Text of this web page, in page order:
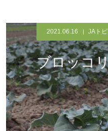
2021.06.16 JAト
ブロッコ